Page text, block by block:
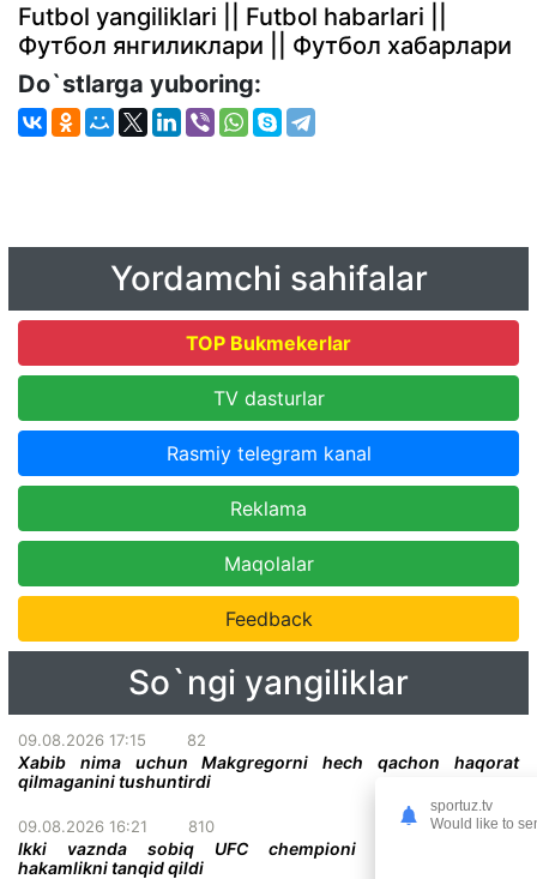
Futbol yangiliklari || Futbol habarlari ||
Футбол янгиликлари || Футбол хабарлари
Do`stlarga yuboring:
Yordamchi sahifalar
TOP Bukmekerlar
TV dasturlar
Rasmiy telegram kanal
Reklama
Maqolalar
Feedback
So`ngi yangiliklar
09.08.2026 17:15 82
Xabib nima uchun Makgregorni hech qachon haqorat
qilmaganini tushuntirdi
09.08.2026 16:21 810
Ikki vaznda sobiq UFC chempioni promoushendagi
hakamlikni tanqid qildi
sportuz.tv
Would like to